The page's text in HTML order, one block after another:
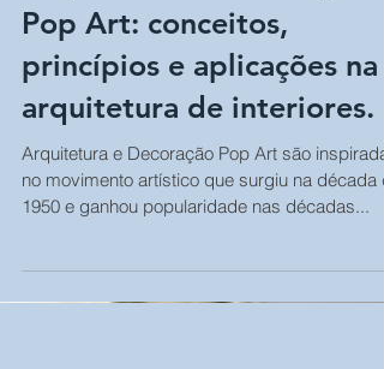
Arquitetura e Decoração
Pop Art: conceitos,
princípios e aplicações na
arquitetura de interiores.
Arquitetura e Decoração Pop Art são
no movimento artístico que surgiu na década